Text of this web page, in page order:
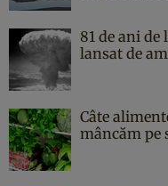
81 de ani de
lansat de
Câte
mâncăm pe